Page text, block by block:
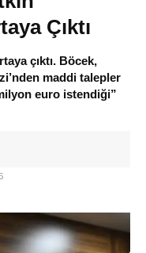
Çıktı
çıktı. Böcek,
maddi talepler
euro istendiği”